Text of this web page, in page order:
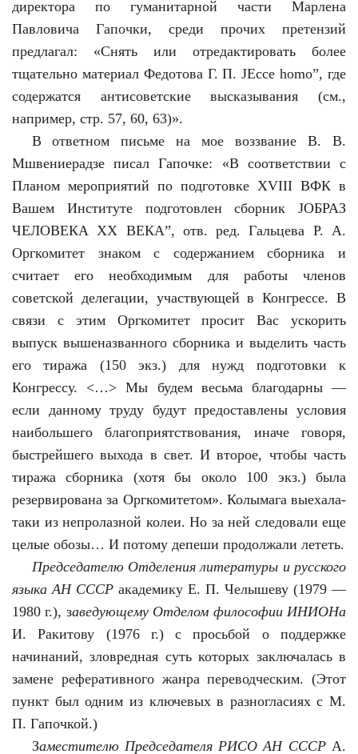
директора по гуманитарной части Марлена
Павловича Гапочки, среди прочих претензий
предлагал: «Снять или отредактировать более
тщательно материал Федотова Г. П. ЈEcce homo”, где
содержатся антисоветские высказывания (см.,
например, стр. 57, 60, 63)».
В ответном письме на мое воззвание В. В.
Мшвениерадзе писал Гапочке: «В соответствии с
Планом мероприятий по подготовке ХVIII ВФК в
Вашем Институте подготовлен сборник ЈОБРАЗ
ЧЕЛОВЕКА ХХ ВЕКА”, отв. ред. Гальцева Р. А.
Оргкомитет знаком с содержанием сборника и
считает его необходимым для работы членов
советской делегации, участвующей в Конгрессе. В
связи с этим Оргкомитет просит Вас ускорить
выпуск вышеназванного сборника и выделить часть
его тиража (150 экз.) для нужд подготовки к
Конгрессу. <…> Мы будем весьма благодарны —
если данному труду будут предоставлены условия
наибольшего благоприятствования, иначе говоря,
быстрейшего выхода в свет. И второе, чтобы часть
тиража сборника (хотя бы около 100 экз.) была
резервирована за Оргкомитетом». Колымага выехала-
таки из непролазной колеи. Но за ней следовали еще
целые обозы… И потому депеши продолжали лететь.
Председателю Отделения литературы и русского
языка АН СССР академику Е. П. Челышеву (1979 —
1980 г.), заведующему Отделом философии ИНИОНа
И. Ракитову (1976 г.) с просьбой о поддержке
начинаний, зловредная суть которых заключалась в
замене реферативного жанра переводческим. (Этот
пункт был одним из ключевых в разногласиях с М.
П. Гапочкой.)
Заместителю Председателя РИСО АН СССРА.